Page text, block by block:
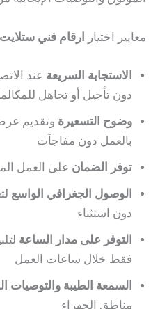
معايير اختيار ارقام فني ستلايت
الاستجابة السريعة عند
دون تأجيل أو تجاهل
وضوح التسعيرة وتقديم
بالعمل دون مفاجآت
توفر الضمان على العمل
الوصول الجغرافي الواسع
دون استثناء
التوفر على مدار الساعة
فقط خلال ساعات العمل
السمعة الطيبة والتوصيات
مناطق الجهراء